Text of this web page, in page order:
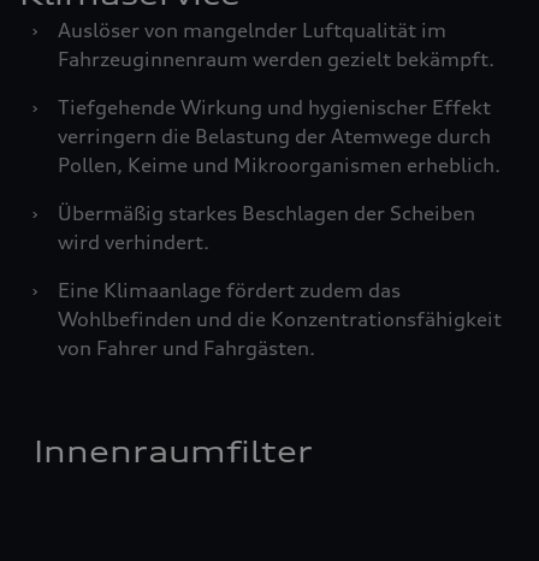
›
Auslöser von mangelnder Luftqualität im
Fahrzeuginnenraum werden gezielt bekämpft.
›
Tiefgehende Wirkung und hygienischer Effekt
verringern die Belastung der Atemwege durch
Pollen, Keime und Mikroorganismen erheblich.
›
Übermäßig starkes Beschlagen der Scheiben
wird verhindert.
›
Eine Klimaanlage fördert zudem das
Wohlbefinden und die Konzentrationsfähigkeit
von Fahrer und Fahrgästen.
Innenraumfilter